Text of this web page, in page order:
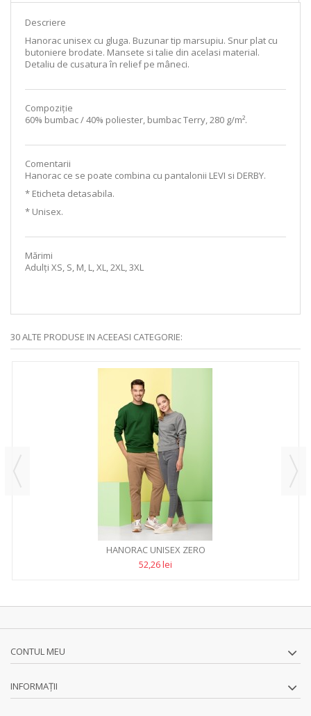
Descriere
Hanorac unisex cu gluga. Buzunar tip marsupiu. Snur plat cu
butoniere brodate. Mansete si talie din acelasi material.
Detaliu de cusatura în relief pe mâneci.
Compoziție
60% bumbac / 40% poliester, bumbac Terry, 280 g/m².
Comentarii
Hanorac ce se poate combina cu pantalonii LEVI si DERBY.
* Eticheta detasabila.
* Unisex.
Mărimi
Adulți XS, S, M, L, XL, 2XL, 3XL
30 ALTE PRODUSE IN ACEEASI CATEGORIE:
HANORAC UNISEX ZERO
52,26 lei
CONTUL MEU
INFORMAŢII